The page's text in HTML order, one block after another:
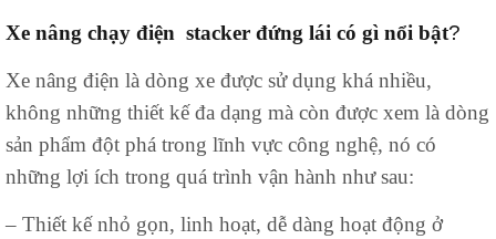
Xe nâng chạy điện stacker đứng lái có gì nổi bật?
Xe nâng điện là dòng xe được sử dụng khá nhiều,
không những thiết kế đa dạng mà còn được xem là dòng
sản phẩm đột phá trong lĩnh vực công nghệ, nó có
những lợi ích trong quá trình vận hành như sau:
– Thiết kế nhỏ gọn, linh hoạt, dễ dàng hoạt động ở